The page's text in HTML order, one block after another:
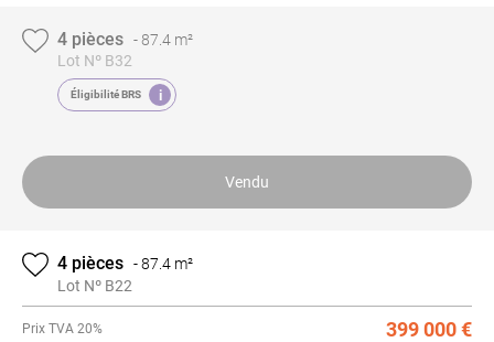
4 pièces -87.4 m²
Lot Nº B32
Éligibilité BRS i
Vendu
4 pièces -87.4 m²
Lot Nº B22
Prix TVA 20% 399 000 €